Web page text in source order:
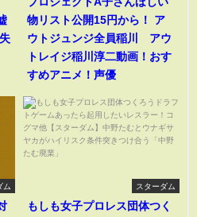
物リスト公開15円から！ ア
ウトジュンジ全員稲川 アウ
トレイジ稲川淳二動画！おす
すめアニメ！声優
ム スターダム
もしも女子プロレス団体つく